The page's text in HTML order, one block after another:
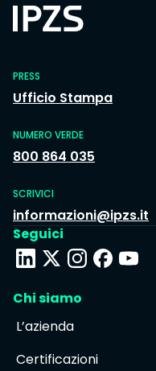
PRESS
Ufficio Stampa
NUMERO VERDE
800 864 035
SCRIVICI
informazioni@ipzs.it
Seguici
Chi siamo
L’azienda
Certificazioni